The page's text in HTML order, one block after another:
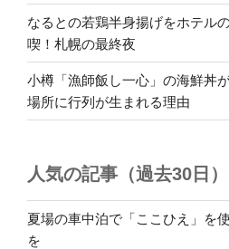
なるとの若鶏半身揚げをホテル
喫！札幌の最終夜
小樽「漁師飯し一心」の海鮮丼
場所に行列が生まれる理由
人気の記事（過去30日）
夏場の車中泊で「ここひえ」を
を